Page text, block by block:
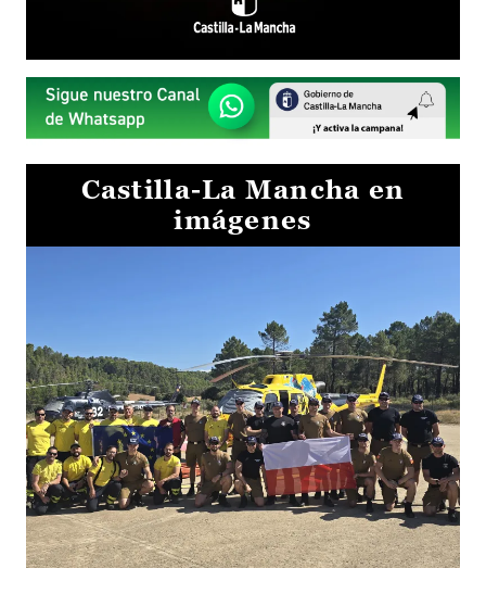
Castilla-La Mancha en
imágenes